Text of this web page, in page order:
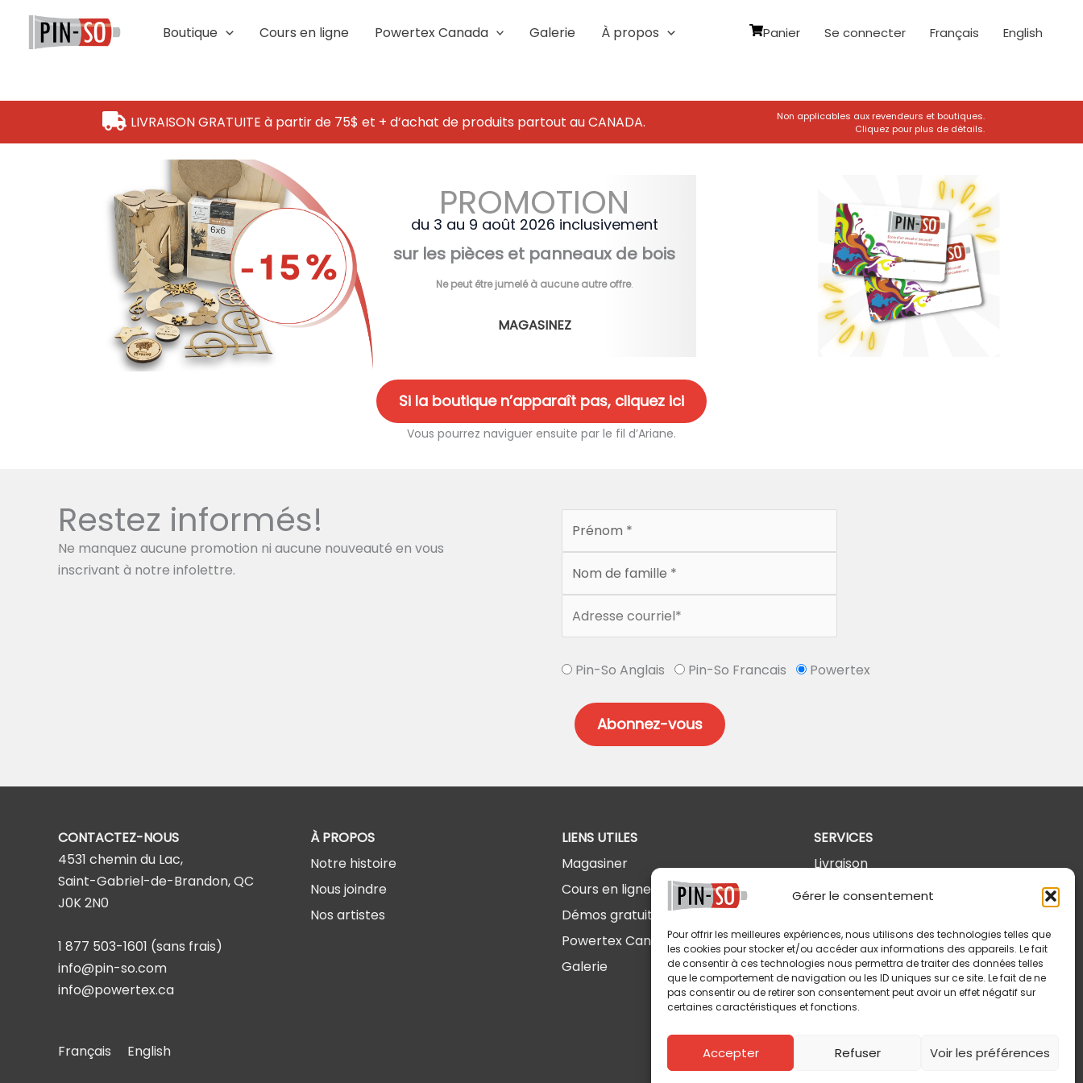
Gérer le consentement
Pour offrir les meilleures expériences, nous utilisons des technologies telles que
les cookies pour stocker et/ou accéder aux informations des appareils. Le fait
de consentir à ces technologies nous permettra de traiter des données telles
que le comportement de navigation ou les ID uniques sur ce site. Le fait de ne
pas consentir ou de retirer son consentement peut avoir un effet négatif sur
certaines caractéristiques et fonctions.
Accepter Refuser Voir les préférences
contenu
Boutique Cours en ligne Powertex Canada Galerie À propos Panier Se connecter Français English
LIVRAISON GRATUITE à partir de 75$ et + d’achat de produits partout au CANADA.
Non applicables aux revendeurs et boutiques.
Cliquez pour plus de détails.
PROMOTION
du 3 au 9 août 2026 inclusivement
sur les pièces et panneaux de bois
Ne peut être jumelé à aucune autre offre.
MAGASINEZ
Si la boutique n’apparaît pas, cliquez ici
Vous pourrez naviguer ensuite par le fil d’Ariane.
Restez informés!
Ne manquez aucune promotion ni aucune nouveauté en vous
inscrivant à notre infolettre.
Pin-So Anglais Pin-So Francais Powertex
CONTACTEZ-NOUS
4531 chemin du Lac,
Saint-Gabriel-de-Brandon, QC
J0K 2N0
1 877 503-1601 (sans frais)
info@pin-so.com
info@powertex.ca
À PROPOS
Notre histoire
Nous joindre
Nos artistes
LIENS UTILES
Magasiner
Cours en ligne
Démos gratuites
Powertex Canada
Galerie
SERVICES
Livraison
Retours et annulations
Modalités d'utilisation
Français English Copyright © 2026 Pin-So inc. Tous droits réservés.